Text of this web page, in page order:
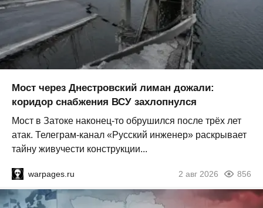
Мост через Днестровский лиман дожали:
коридор снабжения ВСУ захлопнулся
Мост в Затоке наконец-то обрушился после трёх лет
атак. Телеграм-канал «Русский инженер» раскрывает
тайну живучести конструкции...
warpages.ru 2 авг 2026 856